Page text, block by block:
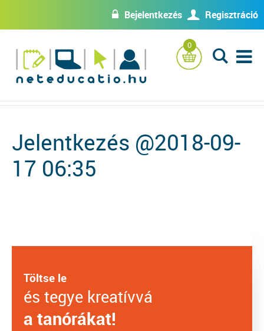
w Bejelentkezés U Regisztráció
0
L
Jelentkezés @2018-09-
17 06:35
Töltse le
és tegye kreatívvá
a tanórákat!